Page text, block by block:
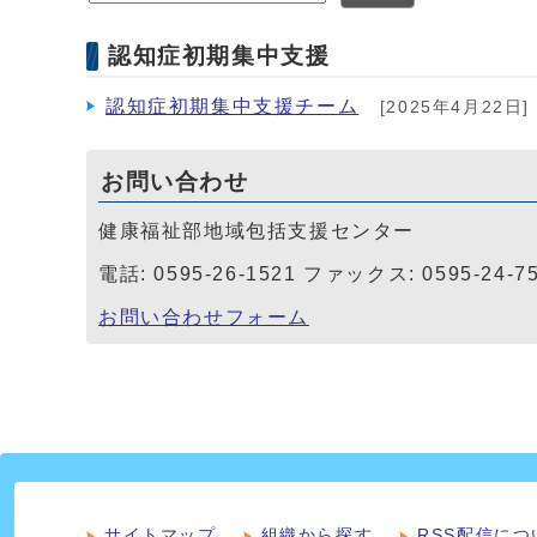
認知症初期集中支援
認知症初期集中支援チーム [2025年4月22日]
お問い合わせ
健康福祉部地域包括支援センター
電話: 0595-26-1521 ファックス: 0595-24-
お問い合わせフォーム